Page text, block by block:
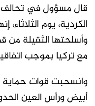
قال مسؤول في
الكردية، يوم
وأسلحتها الثقيلة
مع تركيا بموجب
وانسحبت قوات حماية
أبيض ورأس العين